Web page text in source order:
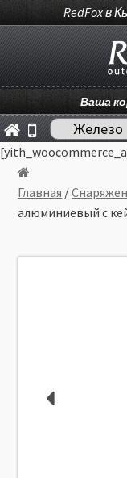
RedFox в
Ваша
Главная /
алюминиевый с